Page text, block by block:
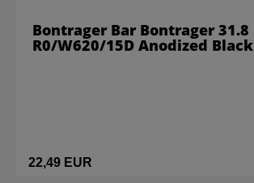
22,49 EUR
Bontrager Bar Bontrager 31.8
R0/W620/15D Anodized Black